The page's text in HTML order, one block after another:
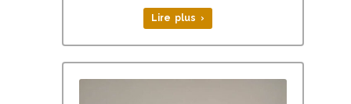
Lire plus ›